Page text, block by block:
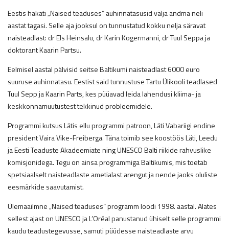
Eestis hakati „Naised teaduses“ auhinnatasusid välja andma neli
aastat tagasi. Selle aja jooksul on tunnustatud kokku nelja säravat
naisteadlast: dr Els Heinsalu, dr Karin Kogermanni, dr Tuul Seppa ja
doktorant Kaarin Partsu.
Eelmisel aastal pälvisid seitse Baltikumi naisteadlast 6000 euro
suuruse auhinnatasu. Eestist said tunnustuse Tartu Ülikooli teadlased
Tuul Sepp ja Kaarin Parts, kes püüavad leida lahendusi kliima- ja
keskkonnamuutustest tekkinud probleemidele.
Programmi kutsus Lätis ellu programmi patroon, Läti Vabariigi endine
president Vaira Vike-Freiberga. Täna toimib see koostöös Läti, Leedu
ja Eesti Teaduste Akadeemiate ning UNESCO Balti riikide rahvuslike
komisjonidega. Tegu on ainsa programmiga Baltikumis, mis toetab
spetsiaalselt naisteadlaste ametialast arengut ja nende jaoks oluliste
eesmärkide saavutamist.
Ülemaailmne „Naised teaduses“ programm loodi 1998. aastal. Alates
sellest ajast on UNESCO ja L’Oréal panustanud ühiselt selle programmi
kaudu teadustegevusse, samuti püüdesse naisteadlaste arvu